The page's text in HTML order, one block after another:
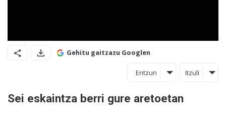
Gehitu gaitzazu Googlen
Entzun Itzuli
Sei eskaintza berri gure aretoetan